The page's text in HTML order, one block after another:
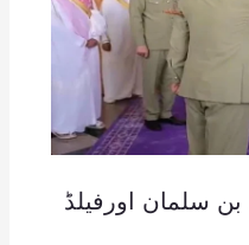
سلمان اورفیلڈ